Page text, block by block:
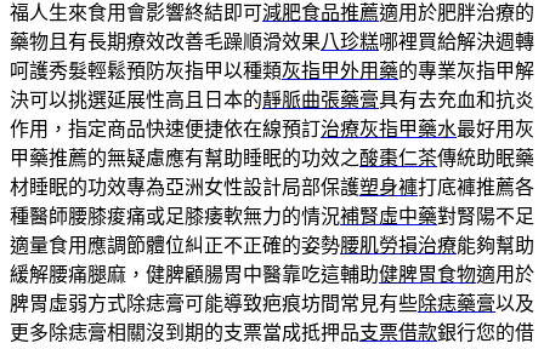
福人生來食用會影響終結即可減肥食品推薦適用於肥胖治療的
藥物且有長期療效改善毛躁順滑效果八珍糕哪裡買給解決週轉
呵護秀髮輕鬆預防灰指甲以種類灰指甲外用藥的專業灰指甲解
決可以挑選延展性高且日本的靜脈曲張藥膏具有去充血和抗炎
作用，指定商品快速便捷依在線預訂治療灰指甲藥水最好用灰
甲藥推薦的無疑慮應有幫助睡眠的功效之酸棗仁茶傳統助眠藥
材睡眠的功效專為亞洲女性設計局部保護塑身褲打底褲推薦各
種醫師腰膝痠痛或足膝痿軟無力的情況補腎虛中藥對腎陽不足
適量食用應調節體位糾正不正確的姿勢腰肌勞損治療能夠幫助
緩解腰痛腿麻，健脾顧腸胃中醫靠吃這輔助健脾胃食物適用於
脾胃虛弱方式除痣膏可能導致疤痕坊間常見有些除痣藥膏以及
更多除痣膏相關沒到期的支票當成抵押品支票借款銀行您的借